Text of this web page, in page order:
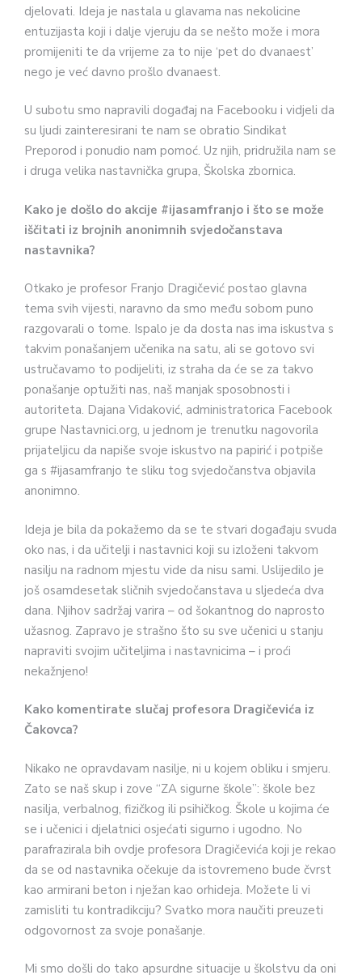
djelovati. Ideja je nastala u glavama nas nekolicine
entuzijasta koji i dalje vjeruju da se nešto može i mora
promijeniti te da vrijeme za to nije ‘pet do dvanaest’
nego je već davno prošlo dvanaest.
U subotu smo napravili događaj na Facebooku i vidjeli da
su ljudi zainteresirani te nam se obratio Sindikat
Preporod i ponudio nam pomoć. Uz njih, pridružila nam se
i druga velika nastavnička grupa, Školska zbornica.
Kako je došlo do akcije #ijasamfranjo i što se može
iščitati iz brojnih anonimnih svjedočanstava
nastavnika?
Otkako je profesor Franjo Dragičević postao glavna
tema svih vijesti, naravno da smo među sobom puno
razgovarali o tome. Ispalo je da dosta nas ima iskustva s
takvim ponašanjem učenika na satu, ali se gotovo svi
ustručavamo to podijeliti, iz straha da će se za takvo
ponašanje optužiti nas, naš manjak sposobnosti i
autoriteta. Dajana Vidaković, administratorica Facebook
grupe Nastavnici.org, u jednom je trenutku nagovorila
prijateljicu da napiše svoje iskustvo na papirić i potpiše
ga s #ijasamfranjo te sliku tog svjedočanstva objavila
anonimno.
Ideja je bila da pokažemo da se te stvari događaju svuda
oko nas, i da učitelji i nastavnici koji su izloženi takvom
nasilju na radnom mjestu vide da nisu sami. Uslijedilo je
još osamdesetak sličnih svjedočanstava u sljedeća dva
dana. Njihov sadržaj varira – od šokantnog do naprosto
užasnog. Zapravo je strašno što su sve učenici u stanju
napraviti svojim učiteljima i nastavnicima – i proći
nekažnjeno!
Kako komentirate slučaj profesora Dragičevića iz
Čakovca?
Nikako ne opravdavam nasilje, ni u kojem obliku i smjeru.
Zato se naš skup i zove “ZA sigurne škole”: škole bez
nasilja, verbalnog, fizičkog ili psihičkog. Škole u kojima će
se i učenici i djelatnici osjećati sigurno i ugodno. No
parafrazirala bih ovdje profesora Dragičevića koji je rekao
da se od nastavnika očekuje da istovremeno bude čvrst
kao armirani beton i nježan kao orhideja. Možete li vi
zamisliti tu kontradikciju? Svatko mora naučiti preuzeti
odgovornost za svoje ponašanje.
Mi smo došli do tako apsurdne situacije u školstvu da oni